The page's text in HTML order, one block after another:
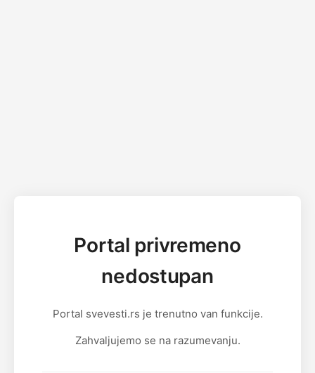
Portal privremeno
nedostupan
Portal svevesti.rs je trenutno van funkcije.
Zahvaljujemo se na razumevanju.